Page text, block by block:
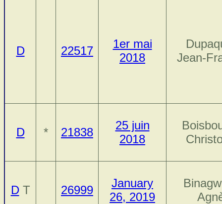
D 22517
1er mai
2018
Jean-
D * 21838
25 juin
2018
DT 26999
January
26, 2019